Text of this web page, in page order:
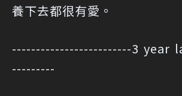
養下去都很有愛。
-------------------------3 year
---------